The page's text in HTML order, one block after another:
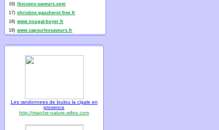
16) /biosens-saveurs.com
17) christine.gaucherot.free.fr
18) www.nougat-boyer.fr
19) www.capsurlessaveurs.fr
Les randonnees de loulou la cigale en
provence
http://marche-nature.wifeo.com